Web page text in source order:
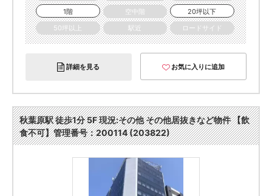
1階
空中階
20坪以下
50坪以上
駅近 ロードサイド
詳細を見る お気に入りに追加
秋葉原駅 徒歩1分 5F 現況:その他 その他居抜きなど物件 【飲
食不可】管理番号：200114 (203822)